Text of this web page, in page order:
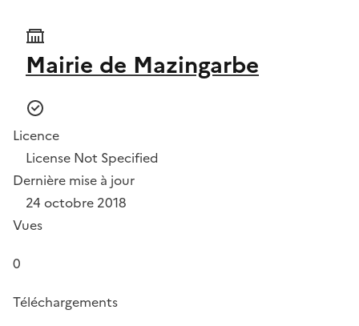
Mairie de Mazingarbe
Licence
License Not Specified
Dernière mise à jour
24 octobre 2018
Vues
0
Téléchargements